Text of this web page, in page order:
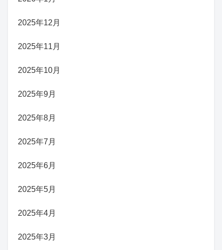
2025年12月
2025年11月
2025年10月
2025年9月
2025年8月
2025年7月
2025年6月
2025年5月
2025年4月
2025年3月